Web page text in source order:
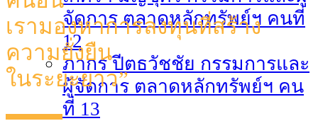
จัดการ ตลาดหลักทรัพย์ฯ คนที่
12
ภากร ปีตธวัชชัย กรรมการและ
ผู้จัดการ ตลาดหลักทรัพย์ฯ คน
ที่ 13
เรามองหาการลงทุนที่สร้าง
ความยั่งยืน
ในระยะยาว”